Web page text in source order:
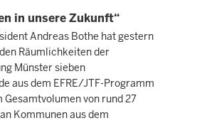
in unsere Zukunft“
Andreas Bothe hat gestern
Räumlichkeiten der
Münster sieben
aus dem EFRE/JTF-Programm
Gesamtvolumen von rund 27
Kommunen aus dem